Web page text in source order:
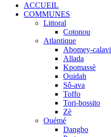
ACCUEIL
COMMUNES
Littoral
Cotonou
Atlantique
Abomey-calavi
Allada
Kpomassè
Ouidah
Sô-ava
Toffo
Tori-bossito
Zè
Ouémé
Dangbo